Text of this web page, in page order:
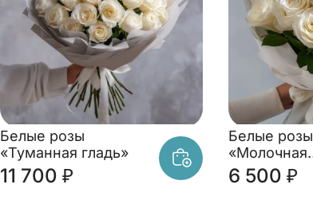
Белые розы
«Туманная гладь»
11 700 ₽
Белые розы
«Молочная
нежность»
6 500 ₽